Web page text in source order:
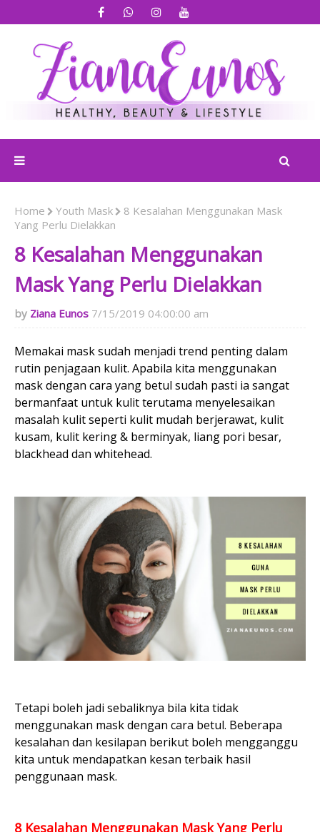
Home Youth Mask
8 Kesalahan Menggunakan Mask
Yang Perlu Dielakkan
8 Kesalahan Menggunakan
Mask Yang Perlu Dielakkan
Ziana Eunos 7/15/2019 04:00:00 am
Memakai mask sudah menjadi trend penting dalam
rutin penjagaan kulit. Apabila kita menggunakan
mask dengan cara yang betul sudah pasti ia sangat
bermanfaat untuk kulit terutama menyelesaikan
masalah kulit seperti kulit mudah berjerawat, kulit
kusam, kulit kering & berminyak, liang pori besar,
blackhead dan whitehead.
Tetapi boleh jadi sebaliknya bila kita tidak
menggunakan mask dengan cara betul. Beberapa
kesalahan dan kesilapan berikut boleh mengganggu
kita untuk mendapatkan kesan terbaik hasil
penggunaan mask.
8 Kesalahan Menggunakan Mask Yang Perlu